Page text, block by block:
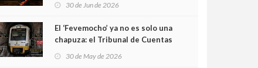
30 de Jun de 2026
El ‘Fevemocho’ ya no es solo una
chapuza: el Tribunal de Cuentas
sobrecoste de los trenes que no
30 de May de 2026